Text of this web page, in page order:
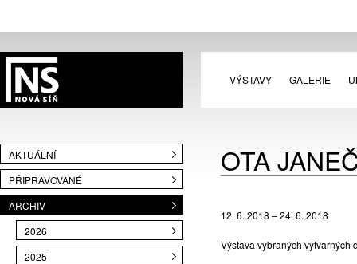
VÝSTAVY GALERIE
AKTUÁLNÍ
PŘIPRAVOVANÉ
ARCHIV
2026
2025
OTA
12. 6. 2018 – 24. 6. 2018
Výstava vybraných výtvarných